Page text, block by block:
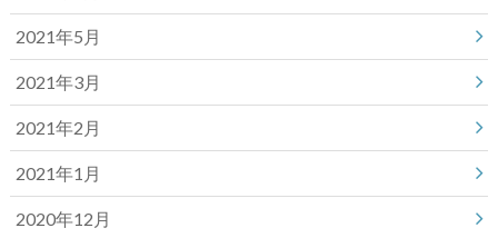
2021年5月
2021年3月
2021年2月
2021年1月
2020年12月